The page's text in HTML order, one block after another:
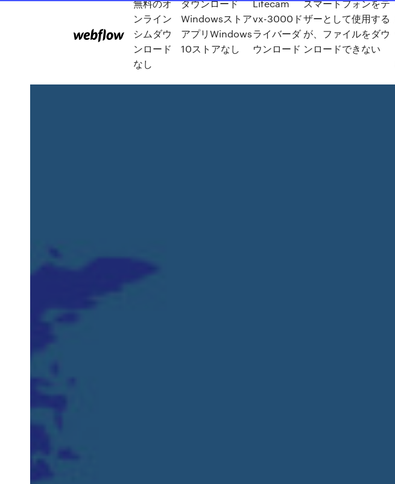
無料のオ
ンライン
シムダウ
ンロード
なし
ダウンロード
Windowsストア
アプリWindows
10ストアなし
Lifecam
vx-3000ド
ライバーダ
ウンロード
スマートフォンをテ
ザーとして使用する
が、ファイルをダウ
ンロードできない